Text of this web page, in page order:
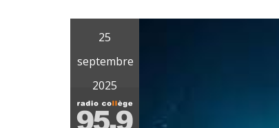
25
septembre
2025